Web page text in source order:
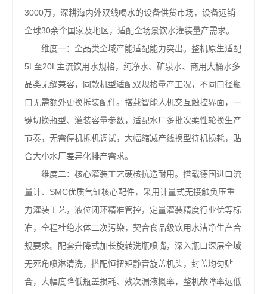
3000万，深耕海内外双线喝水的设备供货市场，设备远销
全球30余个国家及地区，适配全场景饮水灌装量产需求。
维度一：全品类全域产能适配能力突出。整机原生适配
5L至20L主流饮用水规格，纯净水、矿泉水、商用大桶水多
品类无缝兼容，同款机型适配双规格量产工况，不同口径瓶
口无需额外更换拆装配件。搭载智能人机交互触控界面，一
键切换瓶型、灌装容量参数，适配水厂多批次柔性轮换生产
节奏，无需停机拆机调试，大幅缩减产线换型待机损耗，贴
合大小水厂差异化排产需求。
维度二：核心灌装工艺硬核抗造耐用。搭载德国进口流
量计、SMC优质气缸核心配件，采用计量式无接触负压重
力灌装工艺，液位闭环精准管控，定量灌装精度行业优等标
准，全程杜绝水体二次污染，契合食品级饮用水洁净生产合
规要求。配套升降式加长旋转洗瓶喷嘴，深入瓶口深层全域
无死角喷淋清洗，搭配恒扭矩静音旋盖机头，封盖均匀贴
合，大幅度降低瓶盖损耗、残次漏液概率，整机故障率远低